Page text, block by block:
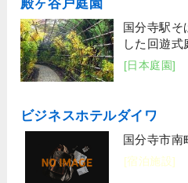
殿ヶ谷戸庭園
国分寺駅そ
した回遊式
[日本庭園]
ビジネスホテルダイワ
国分寺市南
[宿泊施設]